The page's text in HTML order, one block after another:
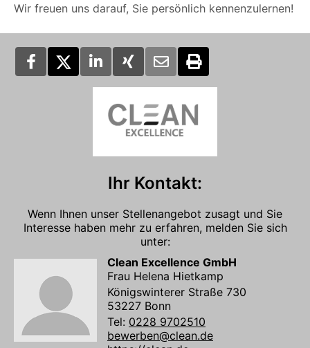
Wir freuen uns darauf, Sie persönlich kennenzulernen!
Ihr Kontakt:
Wenn Ihnen unser Stellenangebot zusagt und Sie
Interesse haben mehr zu erfahren, melden Sie sich
unter:
Clean Excellence GmbH
Frau Helena Hietkamp
Königswinterer Straße 730
53227 Bonn
Tel: 0228 9702510
bewerben@clean.de